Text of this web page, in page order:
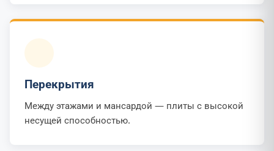
Перекрытия
Между этажами и мансардой — плиты с высокой
несущей способностью.